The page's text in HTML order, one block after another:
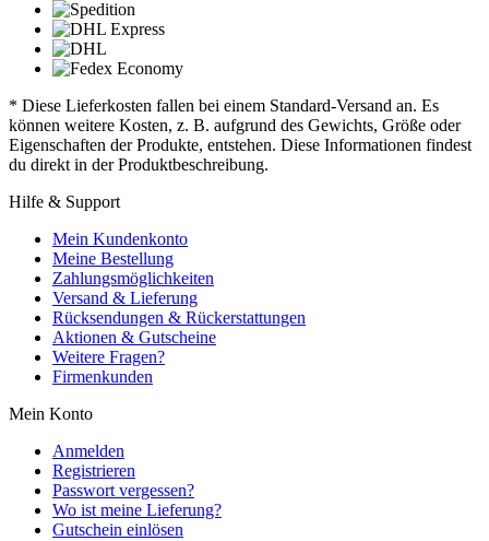
* Diese Lieferkosten fallen bei einem Standard-Versand an. Es
können weitere Kosten, z. B. aufgrund des Gewichts, Größe oder
Eigenschaften der Produkte, entstehen. Diese Informationen findest
du direkt in der Produktbeschreibung.
Hilfe & Support
Mein Kundenkonto
Meine Bestellung
Zahlungsmöglichkeiten
Versand & Lieferung
Rücksendungen & Rückerstattungen
Aktionen & Gutscheine
Weitere Fragen?
Firmenkunden
Mein Konto
Anmelden
Registrieren
Passwort vergessen?
Wo ist meine Lieferung?
Gutschein einlösen